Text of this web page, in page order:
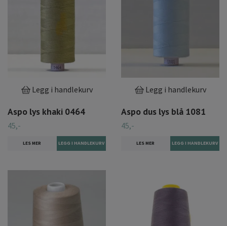
Legg i handlekurv
Aspo lys khaki 0464
45,-
LES MER
Legg i handlekurv
Aspo dus lys blå 1081
45,-
LES MER